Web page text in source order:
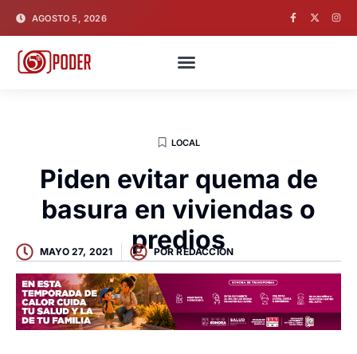
AGOSTO 5, 2026
LOCAL
Piden evitar quema de
basura en viviendas o
predios
MAYO 27, 2021 PORREDACCION